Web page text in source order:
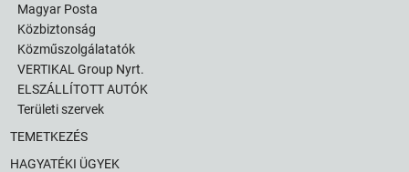
Magyar Posta
Közbiztonság
Közműszolgálatatók
VERTIKAL Group Nyrt.
ELSZÁLLÍTOTT AUTÓK
Területi szervek
TEMETKEZÉS
HAGYATÉKI ÜGYEK